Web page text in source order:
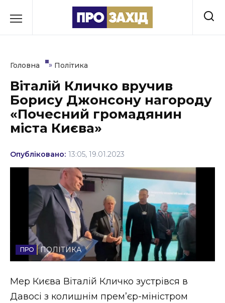
до
Культура
Освіта
Політика
Соціум
Спорт
Стиль життя
Втрачений Ужгород
Втрачений Ужгород (відеоверсія)
Головна » Політика
Віталій Кличко вручив
Борису Джонсону нагороду
«Почесний громадянин
міста Києва»
Опубліковано: 13:05, 19.01.2023
ПОЛІТИКА
Мер Києва Віталій Кличко зустрівся в
Давосі з колишнім прем’єр-міністром